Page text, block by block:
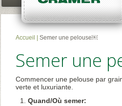
Accueil Semer une pelouse￼
Semer une
Commencer une pelouse par
verte et luxuriante.
Quand/Où semer: